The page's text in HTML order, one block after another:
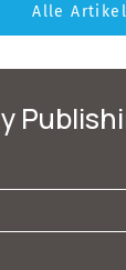
Alle Artikel